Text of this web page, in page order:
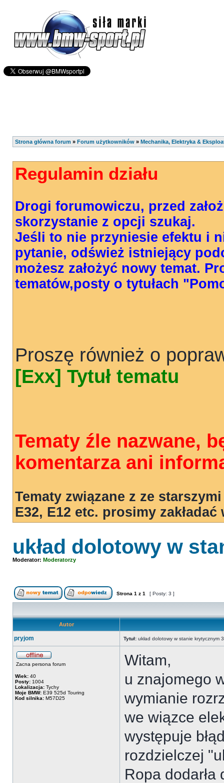
Strona główna forum » Forum użytkowników » Mechanika, Elektryka &
Regulamin działu
Drogi forumowiczu, przed
skorzystanie z opcji szukaj.
Jeśli to nie przyniesie efektu i
pytanie, odśwież istniejący
możesz założyć nowy temat.
tematów,posty o tytułach
Proszę również o
[Exx] Tytuł tematu
Tematy źle nazwane,
komentarza ani
Tematy związane z ze
E32, E12 etc. prosimy
układ dolotowy w
Moderator: Moderatorzy
Strona 1 z 1 [ Posty: 3 ]
Autor
pryjom Tytuł: układ dolotowy w stanie krytycznym
Zacna persona forum
Wiek: 40
Posty: 1004
Lokalizacja: Tychy
Moje BMW: E39 525d Touring
Kod silnika: M57D25
Witam,
u znajomego
wymianie
we wiązce
występuje
rozdzielczej
Ropa dodarła